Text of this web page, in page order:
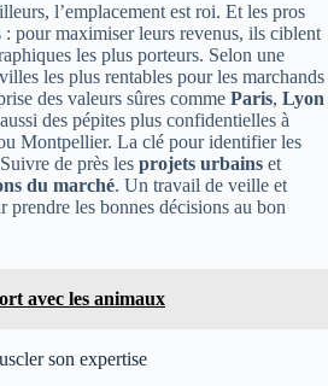
l’emplacement est roi. Et les pros
pour maximiser leurs revenus, ils ciblent
les plus porteurs. Selon une
les plus rentables pour les marchands
des valeurs sûres comme Paris, Lyon
des pépites plus confidentielles à
Montpellier. La clé pour identifier les
de près les projets urbains et
du marché. Un travail de veille et
prendre les bonnes décisions au bon
avec les animaux
son expertise